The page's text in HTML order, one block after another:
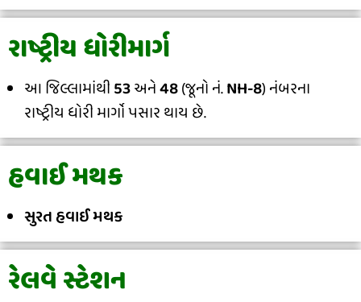
રાષ્ટ્રીય ધોરીમાર્ગ
આ જિલ્લામાંથી53અને48(જૂનો નં.NH-8) નંબરના
રાષ્ટ્રીય ધોરી માર્ગો પસાર થાય છે.
હવાઈ મથક
સુરત હવાઈ મથક
રેલવે સ્ટેશન